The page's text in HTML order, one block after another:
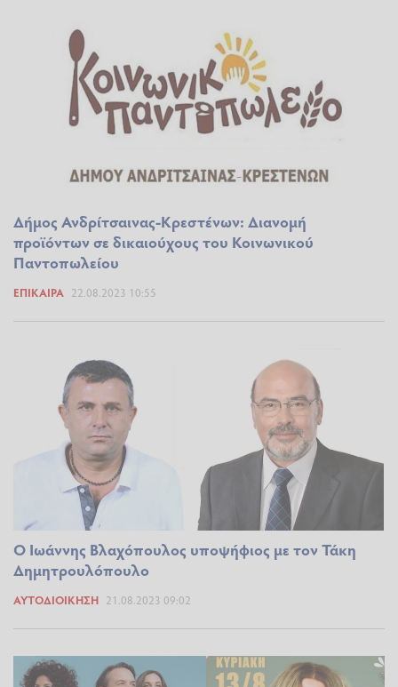
Δήμος Ανδρίτσαινας-Κρεστένων: Διανομή
προϊόντων σε δικαιούχους του Κοινωνικού
Παντοπωλείου
ΕΠΊΚΑΙΡΑ 22.08.2023 10:55
Ο Ιωάννης Βλαχόπουλος υποψήφιος με τον Τάκη
Δημητρουλόπουλο
ΑΥΤΟΔΙΟΊΚΗΣΗ 21.08.2023 09:02